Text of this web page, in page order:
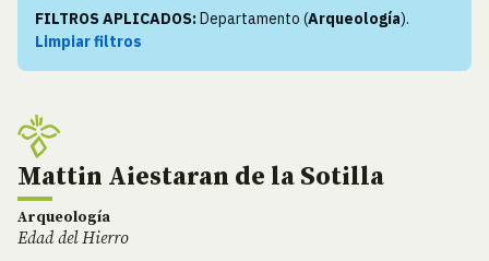
FILTROS APLICADOS:Departamento (Arqueología).
Limpiar filtros
Mattin Aiestaran de la Sotilla
Arqueología
Edad del Hierro